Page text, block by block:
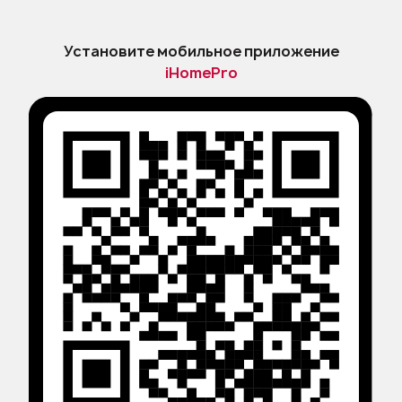
защиты персональных данных
Правила применения
рекомендательных технологий
Установите мобильное приложение
iHomePro